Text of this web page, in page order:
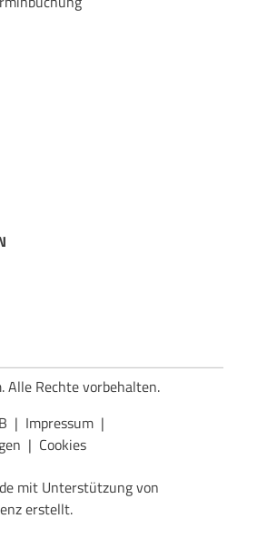
Alle Rechte vorbehalten.
| Impressum|
| Cookies
mit Unterstützung von
erstellt.